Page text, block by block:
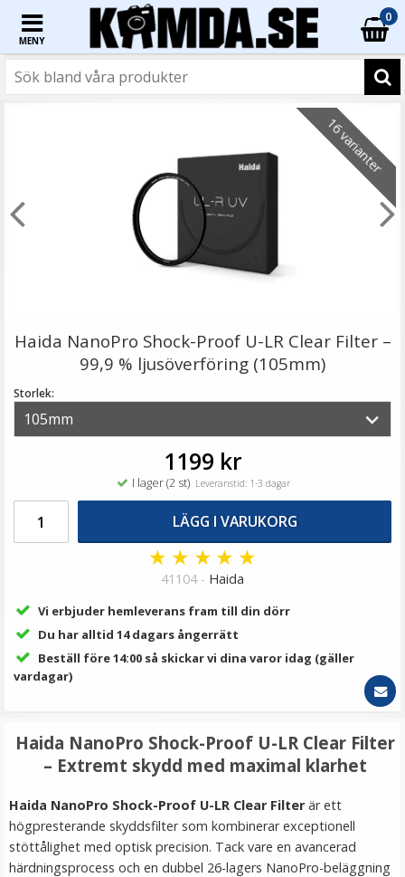
MENY
0
LÄGG I VARUKORG
JJC Skärmskydd för Sony optiskt glas DSC-RX100
★★★★★
LÄGG I VARUKORG
16 varianter
Haida NanoPro Shock-Proof U-LR Clear Filter –
99,9 % ljusöverföring (105mm)
Storlek:
1199 kr
I lager (2 st) Leveranstid: 1-3 dagar
LÄGG I VARUKORG
★ ★ ★ ★ ★
41104 - Haida
Vi erbjuder hemleverans fram till din dörr
Du har alltid 14 dagars ångerrätt
Beställ före 14:00 så skickar vi dina varor idag (gäller
vardagar)
Haida NanoPro Shock-Proof U-LR Clear Filter
– Extremt skydd med maximal klarhet
Haida NanoPro Shock-Proof U-LR Clear Filter är ett
högpresterande skyddsfilter som kombinerar exceptionell
stöttålighet med optisk precision. Tack vare en avancerad
härdningsprocess och en dubbel 26-lagers NanoPro-beläggning